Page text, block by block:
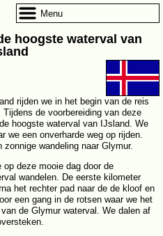
hoogste waterval van
rijden we in het begin van de reis
de voorbereiding van deze
hoogste waterval van IJsland. We
we een onverharde weg op rijden.
zonnige wandeling naar Glymur.
deze mooie dag door de
wandelen. De eerste kilometer
het rechter pad naar de de kloof en
een gang in de rotsen waar we het
de Glymur waterval. We dalen af
Menu